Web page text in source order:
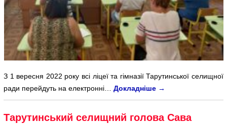
З 1 вересня 2022 року всі ліцеї та гімназії Тарутинської селищної
ради перейдуть на електронні…Докладніше →
Тарутинський селищний голова Сава